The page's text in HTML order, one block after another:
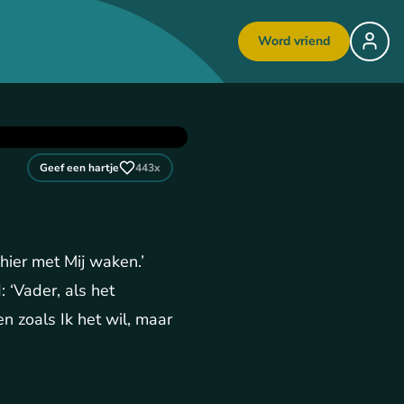
Word vriend
Geef een hartje 443x
met Mij waken.’
als het
zoals Ik het wil, maar